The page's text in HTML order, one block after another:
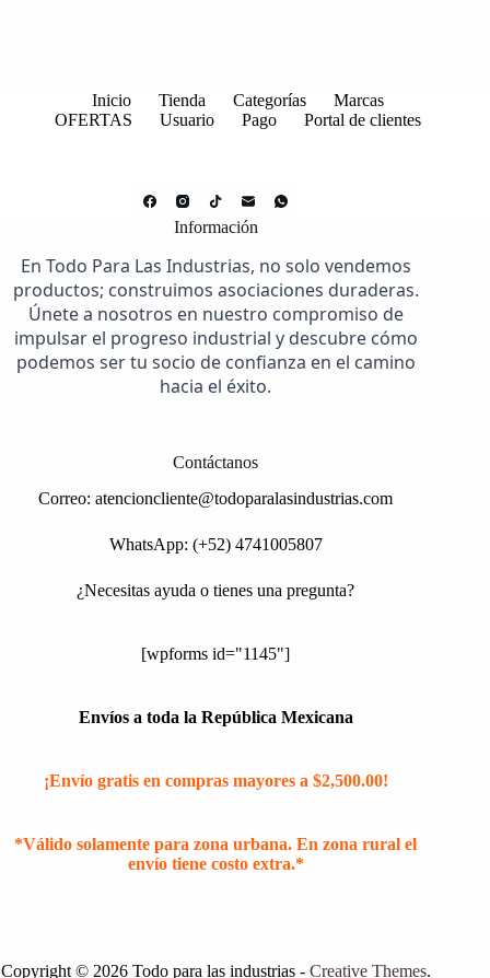
Inicio Tienda Categorías
Marcas
OFERTAS
Usuario Pago Portal de clientes
Información
En Todo Para Las Industrias, no solo vendemos
productos; construimos asociaciones duraderas.
Únete a nosotros en nuestro compromiso de
impulsar el progreso industrial y descubre cómo
podemos ser tu socio de confianza en el camino
hacia el éxito.
Contáctanos
Correo:atencioncliente@todoparalasindustrias.com
WhatsApp: (+52) 4741005807
¿Necesitas ayuda o tienes una pregunta?
[wpforms id="1145"]
Envíos a toda la República Mexicana
¡Envío gratis en compras mayores a $2,500.00!
*Válido solamente para zona urbana. En zona rural el
envío tiene costo extra.*
Copyright © 2026 Todo para las industrias - Creative Themes.